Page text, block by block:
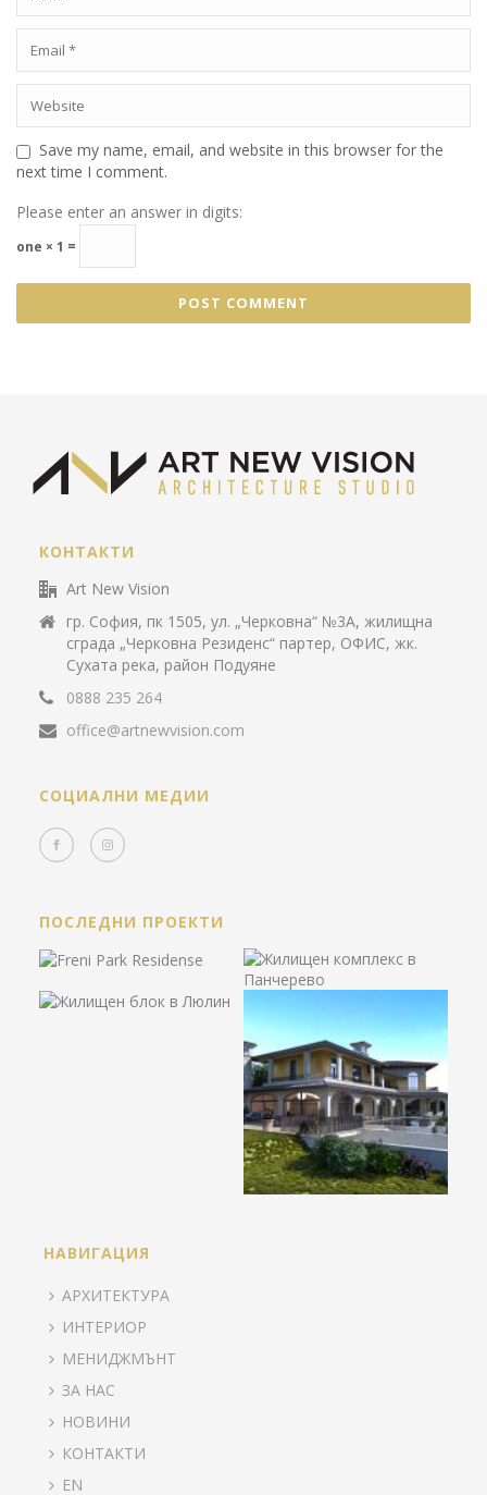
Save my name, email, and website in this browser for the
next time I comment.
Please enter an answer in digits:
one × 1 =
КОНТАКТИ
Art New Vision
гр. София, пк 1505, ул. „Черковна“ №3А, жилищна
сграда „Черковна Резиденс“ партер, ОФИС, жк.
Сухата река, район Подуяне
0888 235 264
office@artnewvision.com
СОЦИАЛНИ МЕДИИ
ПОСЛЕДНИ ПРОЕКТИ
НАВИГАЦИЯ
АРХИТЕКТУРА
ИНТЕРИОР
МЕНИДЖМЪНТ
ЗА НАС
НОВИНИ
КОНТАКТИ
EN